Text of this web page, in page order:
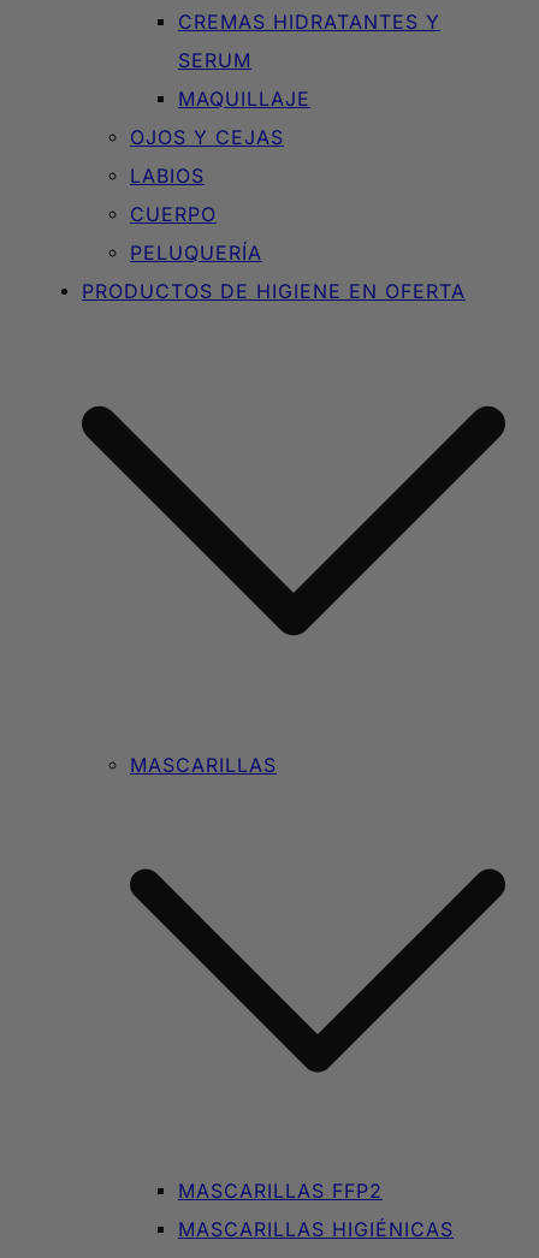
CREMAS HIDRATANTES Y
SERUM
MAQUILLAJE
OJOS Y CEJAS
LABIOS
CUERPO
PELUQUERÍA
PRODUCTOS DE HIGIENE EN OFERTA
MASCARILLAS
MASCARILLAS FFP2
MASCARILLAS HIGIÉNICAS